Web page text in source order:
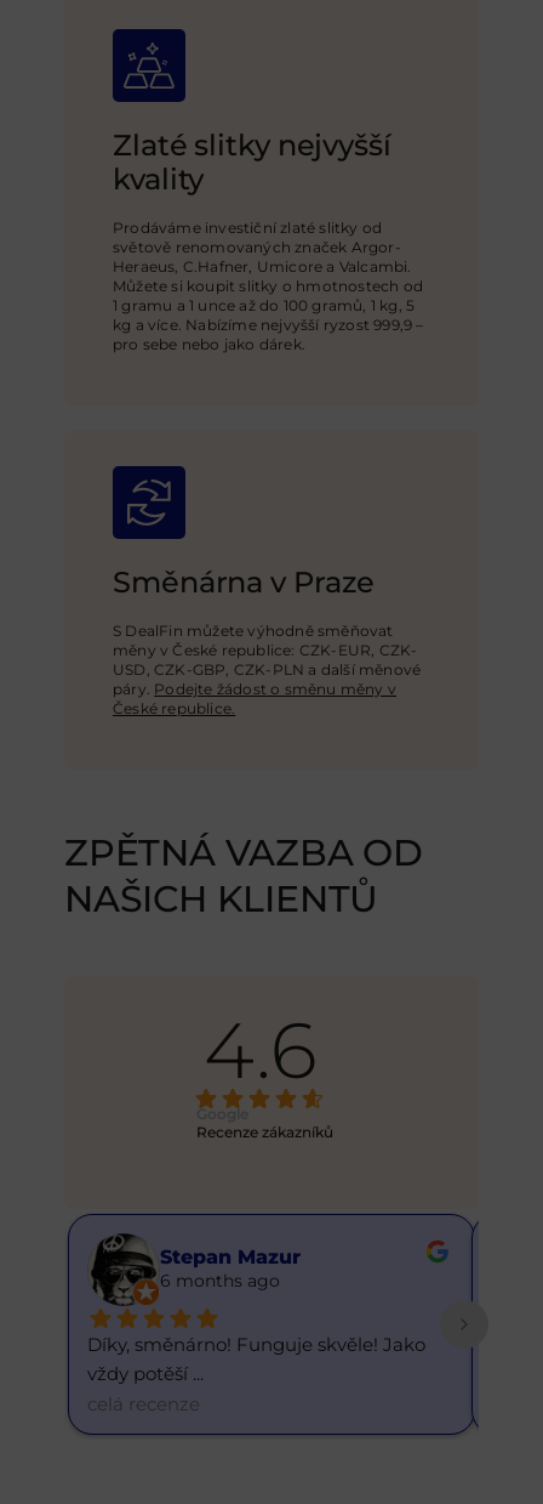
Zlaté slitky nejvyšší
kvality
Prodáváme investiční zlaté slitky od
světově renomovaných značek Argor-
Heraeus, C.Hafner, Umicore a Valcambi.
Můžete si koupit slitky o hmotnostech od
1 gramu a 1 unce až do 100 gramů, 1 kg, 5
kg a více. Nabízíme nejvyšší ryzost 999,9 –
pro sebe nebo jako dárek.
Směnárna v Praze
S DealFin můžete výhodně směňovat
měny v České republice: CZK-EUR, CZK-
USD, CZK-GBP , CZK-PLN a další měnové
páry. Podejte žádost o směnu měny v
České republice.
ZPĚTNÁ VAZBA OD
NAŠICH KLIENTŮ
4.6
Google
Recenze zákazníků
Stepan Mazur
6 months ago
směnárno! Funguje skvěle! Jako
potěší ...
recenze
Skvělý kurz. 1